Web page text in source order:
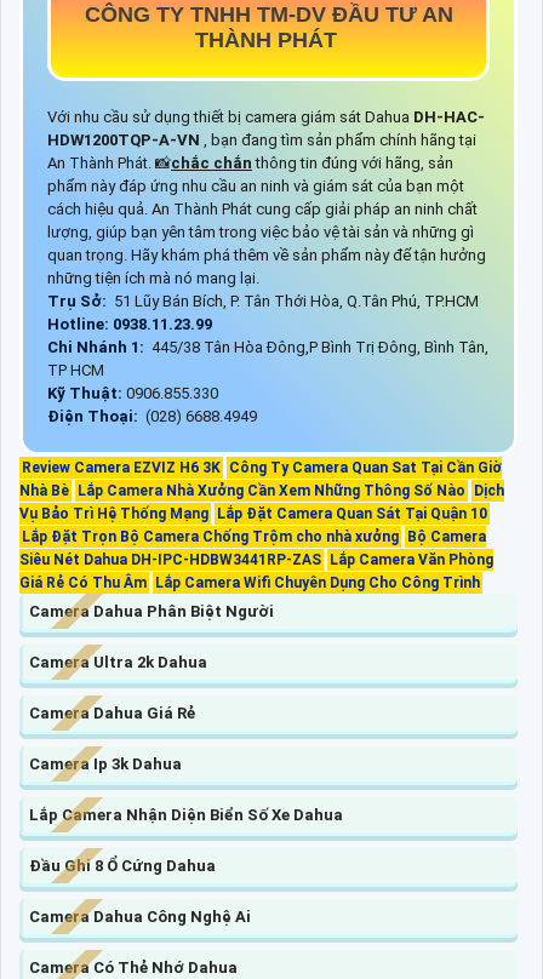
CÔNG TY TNHH TM-DV ĐẦU TƯ AN
THÀNH PHÁT
Với nhu cầu sử dụng thiết bị camera giám sát Dahua DH-HAC-
HDW1200TQP-A-VN
, bạn đang tìm sản phẩm chính hãng tại
An Thành Phát. 📸chắc chắn thông tin đúng với hãng, sản
phẩm này đáp ứng nhu cầu an ninh và giám sát của bạn một
cách hiệu quả. An Thành Phát cung cấp giải pháp an ninh chất
lượng, giúp bạn yên tâm trong việc bảo vệ tài sản và những gì
quan trọng. Hãy khám phá thêm về sản phẩm này để tận hưởng
những tiện ích mà nó mang lại.
Trụ Sở: 51 Lũy Bán Bích, P. Tân Thới Hòa, Q.Tân Phú, TP.HCM
Hotline: 0938.11.23.99
Chi Nhánh 1: 445/38 Tân Hòa Đông,P Bình Trị Đông, Bình Tân,
TP HCM
Kỹ Thuật: 0906.855.330
Điện Thoại: (028) 6688.4949
Review Camera EZVIZ H6 3K Công Ty Camera Quan Sat Tại Cần Giờ
Nhà Bè Lắp Camera Nhà Xưởng Cần Xem Những Thông Số Nào
Dịch
Vụ Bảo Trì Hệ Thống Mạng Lắp Đặt Camera Quan Sát Tại Quận 10
Lắp Đặt Trọn Bộ Camera Chống Trộm cho nhà xưởng Bộ Camera
Siêu Nét Dahua DH-IPC-HDBW3441RP-ZAS Lắp Camera Văn Phòng
Giá Rẻ Có Thu Âm Lắp Camera Wifi Chuyên Dụng Cho Công Trình
Camera Dahua Phân Biệt Người
Camera Ultra 2k Dahua
Camera Dahua Giá Rẻ
Camera Ip 3k Dahua
Lắp Camera Nhận Diện Biển Số Xe Dahua
Đầu Ghi 8 Ổ Cứng Dahua
Camera Dahua Công Nghệ Ai
Camera Có Thẻ Nhớ Dahua